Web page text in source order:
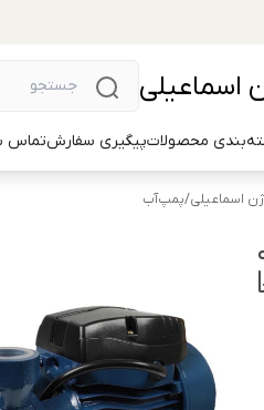
اسماعیلی
محصولاتپیگیری سفارشتماس
اسماعیلی/پمپ‌آب